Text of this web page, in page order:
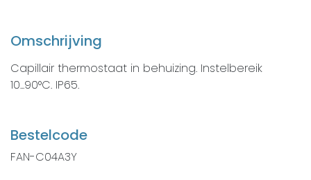
Omschrijving
Capillair thermostaat in behuizing. Instelbereik
10...90°C. IP65.
Bestelcode
FAN-C04A3Y